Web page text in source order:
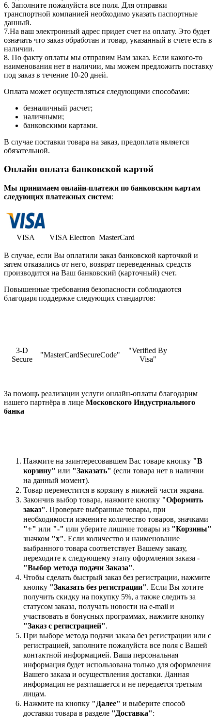
6. Заполните пожалуйста все поля. Для отправки
транспортной компанией необходимо указать паспортные
данный.
7.На ваш электронный адрес придет счет на оплату. Это будет
означать что заказ обработан и товар, указанный в счете есть в
наличии.
8. По факту оплаты мы отправим Вам заказ. Если какого-то
наименования нет в наличии, мы можем предложить поставку
под заказ в течение 10-20 дней.
Оплата может осуществляться следующими способами:
безналичный расчет;
наличными;
банковскими картами.
В случае поставки товара на заказ, предоплата является
обязательной.
Онлайн оплата банковской картой
Мы принимаем онлайн-платежи по банковским картам
cледующих платежных систем:
VISA VISA Electron MasterCard
В случае, если Вы оплатили заказ банковской карточкой и
затем отказались от него, возврат переведенных средств
производится на Ваш банковский (карточный) счет.
Повышенные требования безопасности соблюдаются
благодаря поддержке следующих стандартов:
3-D
Secure
"MasterCardSecureCode"
"Verified By
Visa"
За помощь реализации услуги онлайн-оплаты благодарим
нашего партнёра в лице Московского Индустриального
банка
Нажмите на заинтересовавшем Вас товаре кнопку "В
корзину" или "Заказать" (если товара нет в наличии
на данный момент).
Товар переместится в корзину в нижней части экрана.
Закончив выбор товара, нажмите кнопку "Оформить
заказ". Проверьте выбранные товары, при
необходимости измените количество товаров, значками
"+" или "-" или уберите лишние товары из "Корзины"
значком "х". Если количество и наименование
выбранного товара соответствует Вашему заказу,
переходите к следующему этапу оформления заказа -
"Выбор метода подачи Заказа".
Чтобы сделать быстрый заказ без регистрации, нажмите
кнопку "Заказать без регистрации". Если Вы хотите
получить скидку на покупку 5%, а также следить за
статусом заказа, получать новости на e-mail и
участвовать в бонусных программах, нажмите кнопку
"Заказ с регистрацией".
При выборе метода подачи заказа без регистрации или с
регистрацией, заполните пожалуйста все поля с Вашей
контактной информацией. Ваша персональная
информация будет использована только для оформления
Вашего заказа и осуществления доставки. Данная
информация не разглашается и не передается третьим
лицам.
Нажмите на кнопку "Далее" и выберите способ
доставки товара в разделе ''Доставка":